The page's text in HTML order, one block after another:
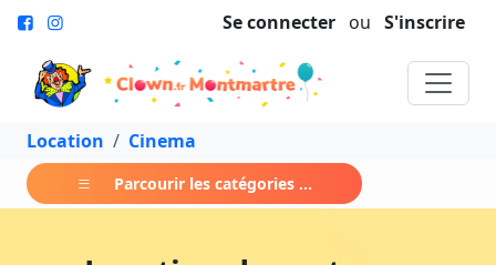
Se connecter ou S'inscrire
Location Cinema
Parcourir les catégories ...